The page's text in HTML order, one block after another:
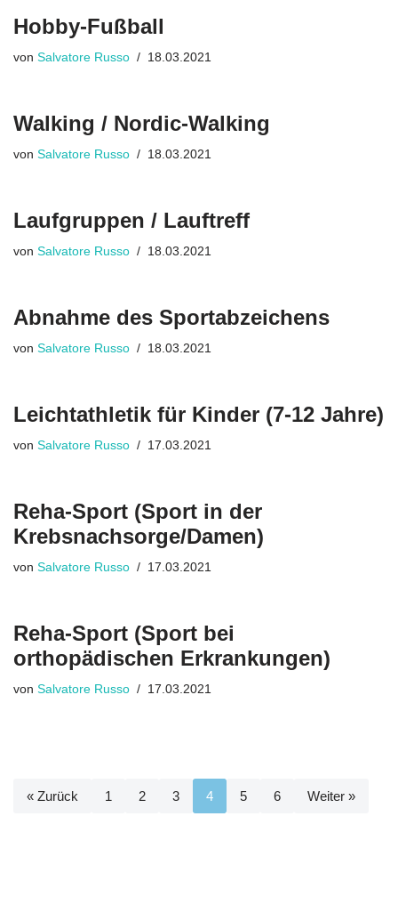
Hobby-Fußball
von Salvatore Russo 18.03.2021
Walking / Nordic-Walking
von Salvatore Russo 18.03.2021
Laufgruppen / Lauftreff
von Salvatore Russo 18.03.2021
Abnahme des Sportabzeichens
von Salvatore Russo 18.03.2021
Leichtathletik für Kinder (7-12 Jahre)
von Salvatore Russo 17.03.2021
Reha-Sport (Sport in der
Krebsnachsorge/Damen)
von Salvatore Russo 17.03.2021
Reha-Sport (Sport bei
orthopädischen Erkrankungen)
von Salvatore Russo 17.03.2021
« Zurück 1 2 3 4 5 6 Weiter »